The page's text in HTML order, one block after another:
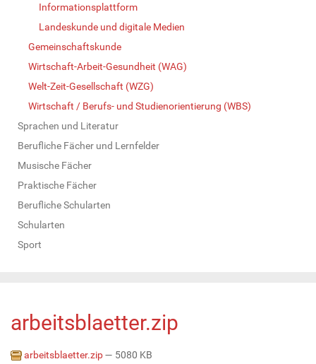
Informationsplattform
Landeskunde und digitale Medien
Gemeinschaftskunde
Wirtschaft-Arbeit-Gesundheit (WAG)
Welt-Zeit-Gesellschaft (WZG)
Wirtschaft / Berufs- und Studienorientierung (WBS)
Sprachen und Literatur
Berufliche Fächer und Lernfelder
Musische Fächer
Praktische Fächer
Berufliche Schularten
Schularten
Sport
arbeitsblaetter.zip
arbeitsblaetter.zip— 5080 KB